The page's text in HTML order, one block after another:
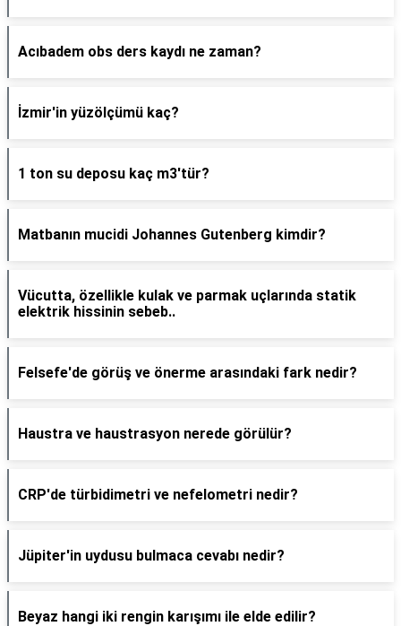
Acıbadem obs ders kaydı ne zaman?
İzmir'in yüzölçümü kaç?
1 ton su deposu kaç m3'tür?
Matbanın mucidi Johannes Gutenberg kimdir?
Vücutta, özellikle kulak ve parmak uçlarında statik
elektrik hissinin sebeb..
Felsefe'de görüş ve önerme arasındaki fark nedir?
Haustra ve haustrasyon nerede görülür?
CRP'de türbidimetri ve nefelometri nedir?
Jüpiter'in uydusu bulmaca cevabı nedir?
Beyaz hangi iki rengin karışımı ile elde edilir?